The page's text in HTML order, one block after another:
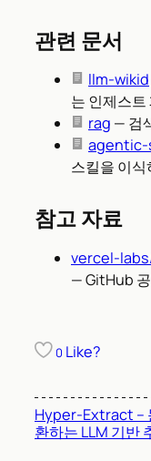
관련 문서
llm-wikid
는 인제스트
rag — 검
스킬을 이식
참고 자료
vercel-
— GitHub
0 Like?
Hyper-Extract –
환하는 LLM 기반